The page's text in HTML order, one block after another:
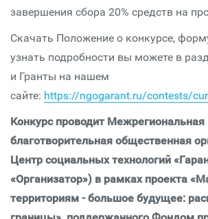
завершения сбора 20% средств на
Скачать Положение о конкурсе,
узнать подробности вы можете в
и Гранты на нашем
сайте: https://ngogarant.ru/contests/
Конкурс проводит Межрегиональная
благотворительная общественная
Центр социальных технологий
«Организатор») в рамках проекта
территориям - большое будущее: